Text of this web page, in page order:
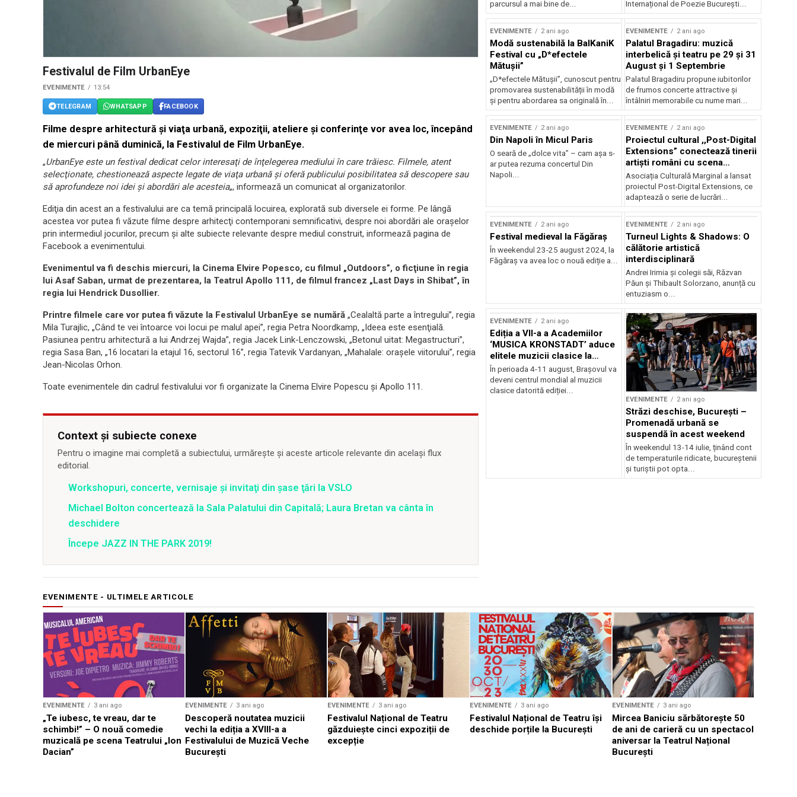
Festivalul de Film UrbanEye
EVENIMENTE 13:54
TELEGRAM WHATSAPP FACEBOOK
Filme despre arhitectură şi viaţa urbană, expoziţii, ateliere şi conferinţe vor avea loc, începând
de miercuri până duminică, la Festivalul de Film UrbanEye.
„UrbanEye este un festival dedicat celor interesaţi de înţelegerea mediului în care trăiesc. Filmele, atent
selecţionate, chestionează aspecte legate de viaţa urbană şi oferă publicului posibilitatea să descopere sau
să aprofundeze noi idei şi abordări ale acesteia„, informează un comunicat al organizatorilor.
Ediţia din acest an a festivalului are ca temă principală locuirea, explorată sub diversele ei forme. Pe lângă
acestea vor putea fi văzute filme despre arhitecţi contemporani semnificativi, despre noi abordări ale oraşelor
prin intermediul jocurilor, precum şi alte subiecte relevante despre mediul construit, informează pagina de
Facebook a evenimentului.
Evenimentul va fi deschis miercuri, la Cinema Elvire Popesco, cu filmul „Outdoors”, o ficţiune în regia
lui Asaf Saban, urmat de prezentarea, la Teatrul Apollo 111, de filmul francez „Last Days in Shibat”, în
regia lui Hendrick Dusollier.
Printre filmele care vor putea fi văzute la Festivalul UrbanEye se numără „Cealaltă parte a întregului”, regia
Mila Turajlic, „Când te vei întoarce voi locui pe malul apei”, regia Petra Noordkamp, „Ideea este esenţială.
Pasiunea pentru arhitectură a lui Andrzej Wajda”, regia Jacek Link-Lenczowski, „Betonul uitat: Megastructuri”,
regia Sasa Ban, „16 locatari la etajul 16, sectorul 16”, regia Tatevik Vardanyan, „Mahalale: oraşele viitorului”, regia
Jean-Nicolas Orhon.
Toate evenimentele din cadrul festivalului vor fi organizate la Cinema Elvire Popescu şi Apollo 111.
Context și subiecte conexe
Pentru o imagine mai completă a subiectului, urmărește și aceste articole relevante din același flux
editorial.
Workshopuri, concerte, vernisaje şi invitaţi din şase ţări la VSLO
Michael Bolton concertează la Sala Palatului din Capitală; Laura Bretan va cânta în
deschidere
Începe JAZZ IN THE PARK 2019!
parcursul a mai bine de... Internațional de Poezie București...
EVENIMENTE 2 ani ago
Modă sustenabilă la BalKaniK
Festival cu „D*efectele
Mătușii”
„D*efectele Mătușii”, cunoscut pentru
promovarea sustenabilității în modă
și pentru abordarea sa originală în...
EVENIMENTE 2 ani ago
Palatul Bragadiru: muzică
interbelică şi teatru pe 29 şi 31
August şi 1 Septembrie
Palatul Bragadiru propune iubitorilor
de frumos concerte attractive şi
întâlniri memorabile cu nume mari...
EVENIMENTE 2 ani ago
Din Napoli în Micul Paris
O seară de „dolce vita” – cam așa s-
ar putea rezuma concertul Din
Napoli...
EVENIMENTE 2 ani ago
Proiectul cultural ,,Post-Digital
Extensions” conectează tinerii
artiști români cu scena
internațională
Asociația Culturală Marginal a lansat
proiectul Post-Digital Extensions, ce
adaptează o serie de lucrări...
EVENIMENTE 2 ani ago
Festival medieval la Făgăraș
În weekendul 23-25 august 2024, la
Făgăraș va avea loc o nouă ediție a...
EVENIMENTE 2 ani ago
Turneul Lights & Shadows: O
călătorie artistică
interdisciplinară
Andrei Irimia și colegii săi, Răzvan
Păun și Thibault Solorzano, anunță cu
entuziasm o...
EVENIMENTE 2 ani ago
Ediția a VII-a a Academiilor
‘MUSICA KRONSTADT’ aduce
elitele muzicii clasice la
Brașov
În perioada 4-11 august, Brașovul va
deveni centrul mondial al muzicii
clasice datorită ediției...
EVENIMENTE 2 ani ago
Străzi deschise, București –
Promenadă urbană se
suspendă în acest weekend
În weekendul 13-14 iulie, ținând cont
de temperaturile ridicate, bucureștenii
și turiștii pot opta...
EVENIMENTE - ULTIMELE ARTICOLE
EVENIMENTE 3 ani ago
„Te iubesc, te vreau, dar te
schimbi!” – O nouă comedie
muzicală pe scena Teatrului „Ion
Dacian”
EVENIMENTE 3 ani ago
Descoperă noutatea muzicii
vechi la ediția a XVIII-a a
Festivalului de Muzică Veche
București
EVENIMENTE 3 ani ago
Festivalul Național de Teatru
găzduiește cinci expoziții de
excepție
EVENIMENTE 3 ani ago
Festivalul Național de Teatru își
deschide porțile la București
EVENIMENTE 3 ani ago
Mircea Baniciu sărbătorește 50
de ani de carieră cu un spectacol
aniversar la Teatrul Național
București